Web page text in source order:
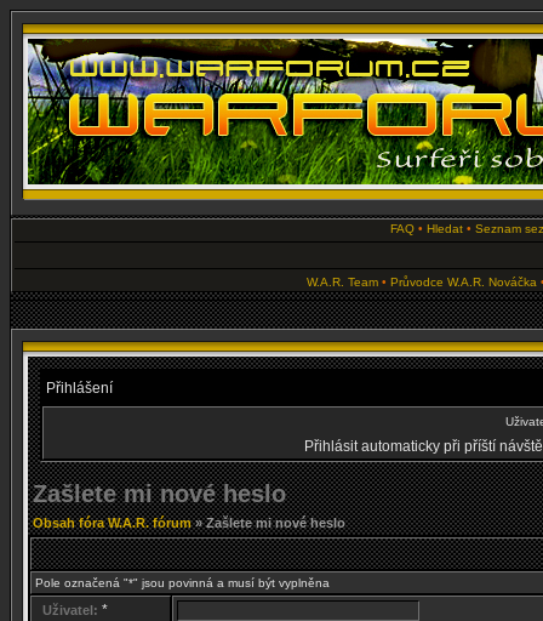
FAQ • Hledat • Seznam
W.A.R. Team• Průvodce W.A.R. Nováčka
Přihlášení
Přihlásit automaticky při příští
Zašlete mi nové heslo
Obsah fóra W.A.R. fórum» Zašlete mi nové heslo
Pole označená "*" jsou povinná a musí být vyplněna
Uživatel: *